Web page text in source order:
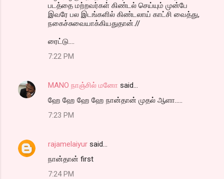
s
படத்தை மற்றவர்கள் கிண்டல் செய்யும் முன்பே
இவரே பல இடங்களில் கிண்டலாய் காட்சி வைத்து,
நகைச்சுவையாக்கியதுதான்.//
ரைட்டு....
7:22 PM
MANO நாஞ்சில் மனோ said…
ஹே ஹே ஹே ஹே நான்தான் முதல் ஆளா.....
7:23 PM
rajamelaiyur said…
நான்தான் first
7:24 PM